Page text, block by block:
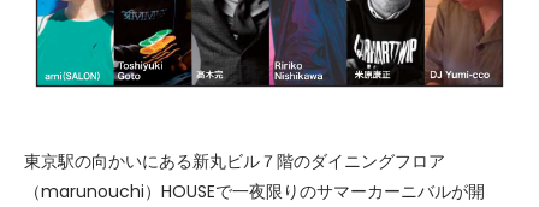
東京駅の向かいにある新丸ビル７階のダイニングフロア
（marunouchi）HOUSEで一夜限りのサマーカーニバルが開